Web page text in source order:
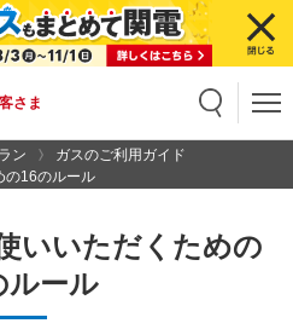
さま
ン
ガスのご利用ガイド
の16のルール
いいただくための
ルール